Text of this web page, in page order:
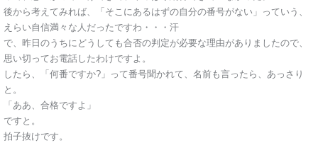
後から考えてみれば、「そこにあるはずの自分の番号がない」っていう、
えらい自信満々な人だったですわ・・・汗
で、昨日のうちにどうしても合否の判定が必要な理由がありましたので、
思い切ってお電話したわけですよ。
したら、「何番ですか?」って番号聞かれて、名前も言ったら、あっさり
と。
「ああ、合格ですよ」
ですと。
拍子抜けです。